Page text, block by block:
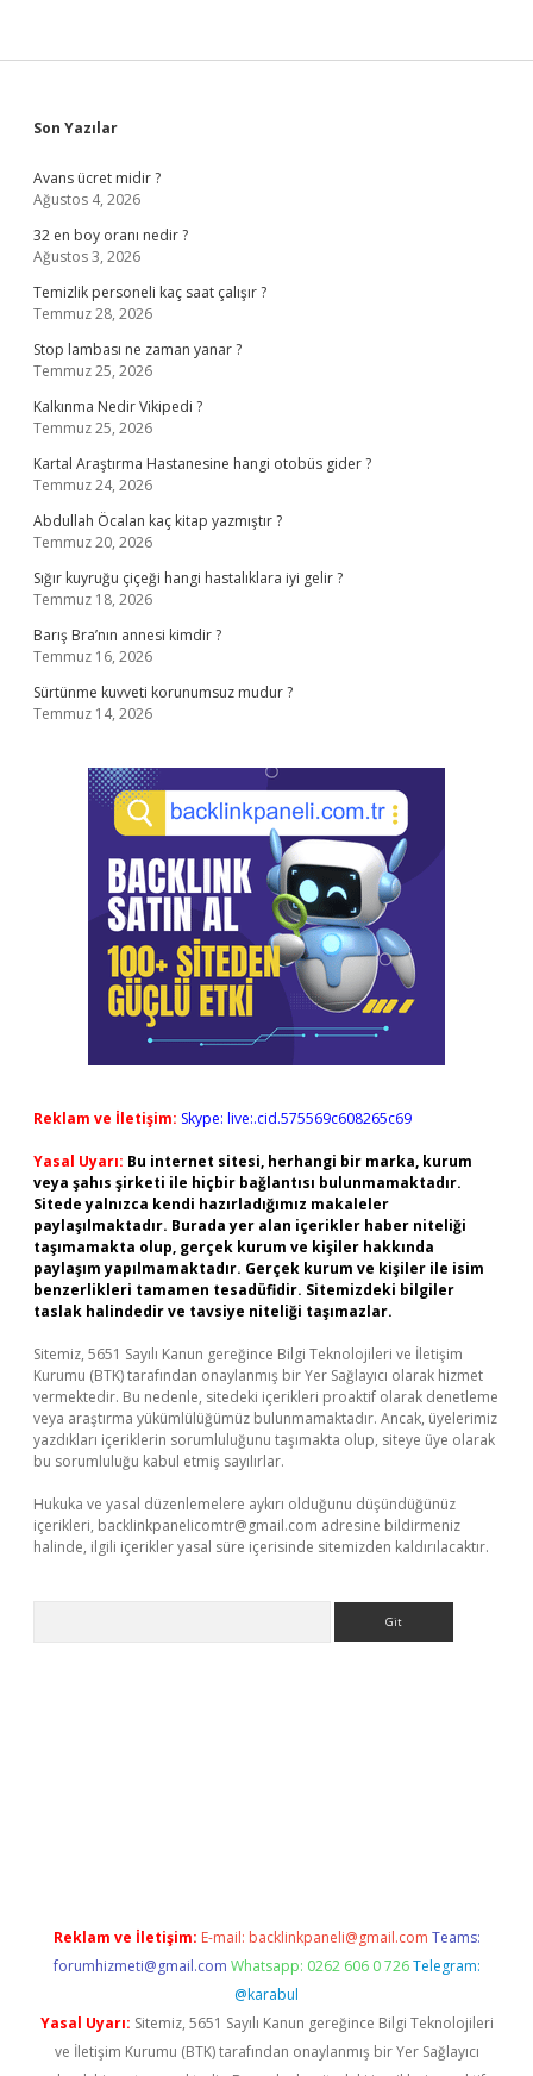
Sidebar
Son Yazılar
Avans ücret midir ?
Ağustos 4, 2026
32 en boy oranı nedir ?
Ağustos 3, 2026
Temizlik personeli kaç saat çalışır ?
Temmuz 28, 2026
Stop lambası ne zaman yanar ?
Temmuz 25, 2026
Kalkınma Nedir Vikipedi ?
Temmuz 25, 2026
Kartal Araştırma Hastanesine hangi otobüs gider ?
Temmuz 24, 2026
Abdullah Öcalan kaç kitap yazmıştır ?
Temmuz 20, 2026
Sığır kuyruğu çiçeği hangi hastalıklara iyi gelir ?
Temmuz 18, 2026
Barış Bra’nın annesi kimdir ?
Temmuz 16, 2026
Sürtünme kuvveti korunumsuz mudur ?
Temmuz 14, 2026
Reklam ve İletişim: Skype: live:.cid.575569c608265c69
Yasal Uyarı: Bu internet sitesi, herhangi bir marka, kurum
veya şahıs şirketi ile hiçbir bağlantısı bulunmamaktadır.
Sitede yalnızca kendi hazırladığımız makaleler
paylaşılmaktadır. Burada yer alan içerikler haber niteliği
taşımamakta olup, gerçek kurum ve kişiler hakkında
paylaşım yapılmamaktadır. Gerçek kurum ve kişiler ile isim
benzerlikleri tamamen tesadüfidir. Sitemizdeki bilgiler
taslak halindedir ve tavsiye niteliği taşımazlar.
Sitemiz, 5651 Sayılı Kanun gereğince Bilgi Teknolojileri ve İletişim
Kurumu (BTK) tarafından onaylanmış bir Yer Sağlayıcı olarak hizmet
vermektedir. Bu nedenle, sitedeki içerikleri proaktif olarak denetleme
veya araştırma yükümlülüğümüz bulunmamaktadır. Ancak, üyelerimiz
yazdıkları içeriklerin sorumluluğunu taşımakta olup, siteye üye olarak
bu sorumluluğu kabul etmiş sayılırlar.
Hukuka ve yasal düzenlemelere aykırı olduğunu düşündüğünüz
içerikleri, backlinkpanelicomtr@gmail.com adresine bildirmeniz
halinde, ilgili içerikler yasal süre içerisinde sitemizden kaldırılacaktır.
Reklam ve İletişim: E-mail: backlinkpaneli@gmail.com Teams:
forumhizmeti@gmail.com Whatsapp: 0262 606 0 726 Telegram:
@karabul
Yasal Uyarı: Sitemiz, 5651 Sayılı Kanun gereğince Bilgi Teknolojileri
ve İletişim Kurumu (BTK) tarafından onaylanmış bir Yer Sağlayıcı